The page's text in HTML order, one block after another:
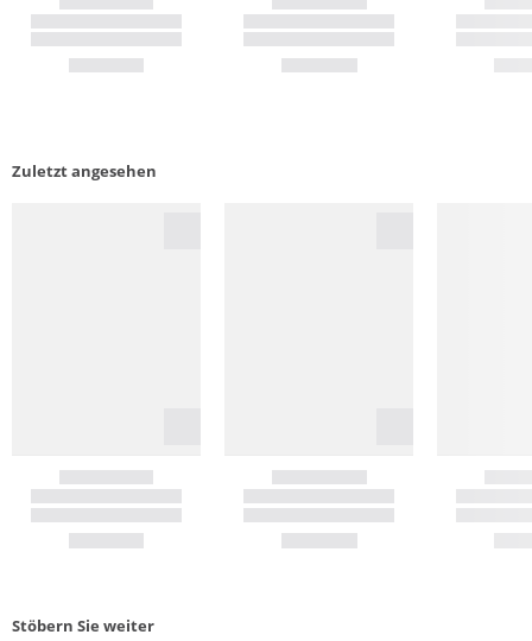
Zuletzt angesehen
Stöbern Sie weiter